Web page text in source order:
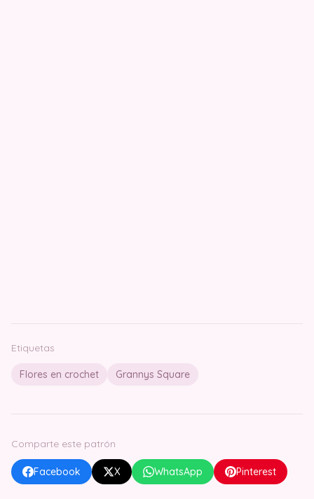
Etiquetas
Flores en crochet Grannys Square
Comparte este patrón
Facebook X WhatsApp Pinterest